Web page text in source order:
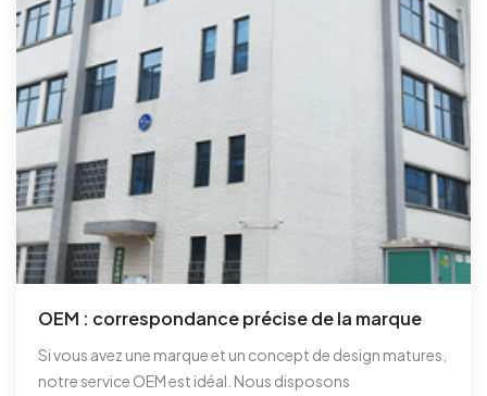
OEM : correspondance précise de la marque
Si vous avez une marque et un concept de design matures,
notre service OEM est idéal. Nous disposons